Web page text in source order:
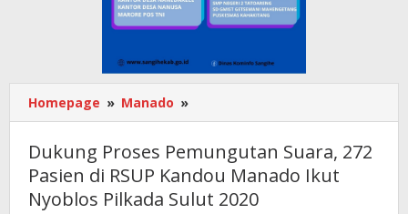
Homepage » Manado »
Proses
Suara,
272
Pasien
Dukung Proses Pemungutan Suara, 272
Pasien di RSUP Kandou Manado Ikut
Nyoblos Pilkada Sulut 2020